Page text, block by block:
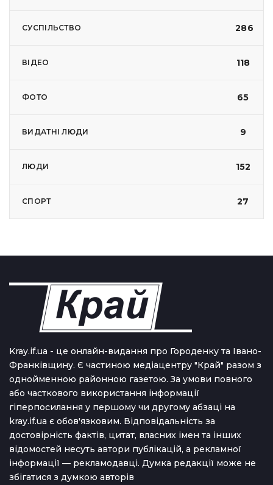
СУСПІЛЬСТВО 286
ВІДЕО 118
ФОТО 65
ВИДАТНІ ЛЮДИ 9
ЛЮДИ 152
СПОРТ 27
Kray.if.ua - це онлайн-видання про Городенку та Івано-
Франківщину. Є частиною медіацентру "Край" разом з
однойменною районною газетою. За умови повного
або часткового використання iнформацiї
гіперпосилання у першому чи другому абзаці на
kray.if.ua є обов'язковим. Відповідальність за
достовірність фактів, цитат, власних імен та інших
відомостей несуть автори публікацій, а рекламної
інформації — рекламодавці. Думка редакцiї може не
збiгатися з думкою авторiв